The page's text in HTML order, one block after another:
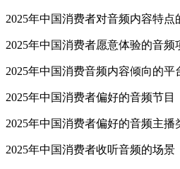
2025年中国消费者对音频内容特点
2025年中国消费者愿意体验的音频
2025年中国消费音频内容倾向的平
2025年中国消费者偏好的音频节目
2025年中国消费者偏好的音频主播
2025年中国消费者收听音频的场景